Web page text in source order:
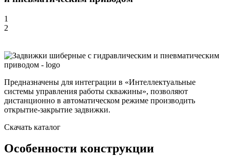
1
2
Предназначены для интеграции в «Интеллектуальные
системы управления работы скважины», позволяют
дистанционно в автоматическом режиме производить
открытие-закрытие задвижки.
Скачать каталог
Особенности конструкции